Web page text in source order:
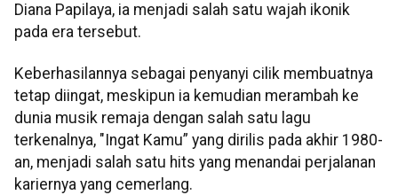
Diana Papilaya, ia menjadi salah satu wajah ikonik
pada era tersebut.
Keberhasilannya sebagai penyanyi cilik membuatnya
tetap diingat, meskipun ia kemudian merambah ke
dunia musik remaja dengan salah satu lagu
terkenalnya, "Ingat Kamu” yang dirilis pada akhir 1980-
an, menjadi salah satu hits yang menandai perjalanan
kariernya yang cemerlang.